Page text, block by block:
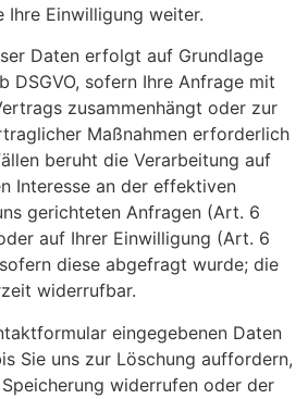
Einwilligung weiter.
Daten erfolgt auf Grundlage
DSGVO, sofern Ihre Anfrage mit
zusammenhängt oder zur
Maßnahmen erforderlich
beruht die Verarbeitung auf
Interesse an der effektiven
gerichteten Anfragen (Art. 6
auf Ihrer Einwilligung (Art. 6
diese abgefragt wurde; die
widerrufbar.
eingegebenen Daten
Sie uns zur Löschung auffordern,
widerrufen oder der